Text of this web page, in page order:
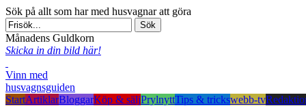
Sök på allt som har med husvagnar att göra
Månadens Guldkorn
Skicka in din bild här!
Vinn med
husvagnsguiden
StartArtiklarBloggarKöp & säljPrylnyttTips & trickswebb-tv